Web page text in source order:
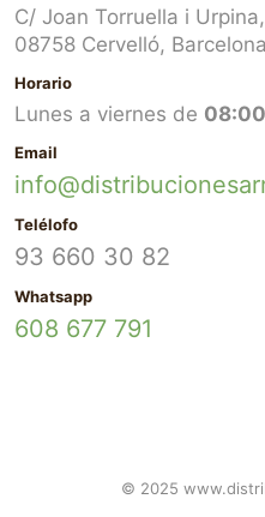
C/ Joan Torruella i
08758 Cervelló,
Horario
Lunes a viernes de
Email
Telélofo
93 660 30 82
Whatsapp
608 677 791
© 2025